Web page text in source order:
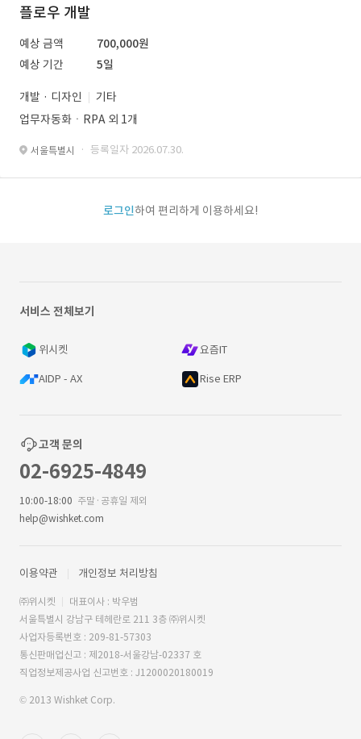
플로우 개발
예상 금액
700,000원
예상 기간
5일
개발 · 디자인
기타
업무자동화ㆍRPA 외 1개
서울특별시 · 등록일자 2026.07.30.
로그인하여 편리하게 이용하세요!
서비스 전체보기
위시켓 요즘IT
AIDP - AX Rise ERP
고객 문의
02-6925-4849
10:00-18:00 주말·공휴일 제외
help@wishket.com
이용약관 개인정보 처리방침
㈜위시켓
대표이사 : 박우범
서울특별시 강남구 테헤란로 211 3층 ㈜위시켓
사업자등록번호 : 209-81-57303
통신판매업신고 : 제2018-서울강남-02337 호
직업정보제공사업 신고번호 : J1200020180019
© 2013 Wishket Corp.